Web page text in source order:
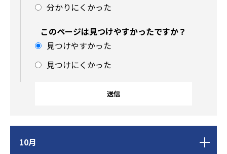
分かりにくかった
このページは見つけやすかったですか？
見つけやすかった
見つけにくかった
10月